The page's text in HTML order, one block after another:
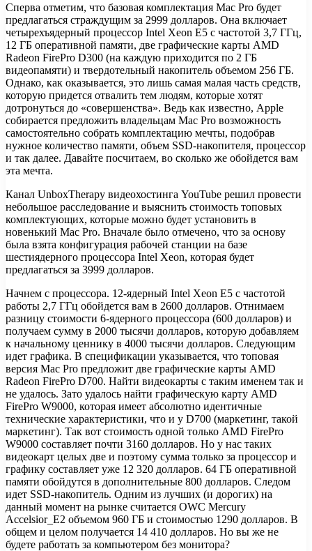
Сперва отметим, что базовая комплектация Mac Pro будет
предлагаться страждущим за 2999 долларов. Она включает
четырехъядерный процессор Intel Xeon E5 с частотой 3,7 ГГц,
12 ГБ оперативной памяти, две графические карты AMD
Radeon FirePro D300 (на каждую приходится по 2 ГБ
видеопамяти) и твердотельный накопитель объемом 256 ГБ.
Однако, как оказывается, это лишь самая малая часть средств,
которую придется отвалить тем людям, которые хотят
дотронуться до «совершенства». Ведь как известно, Apple
собирается предложить владельцам Mac Pro возможность
самостоятельно собрать комплектацию мечты, подобрав
нужное количество памяти, объем SSD-накопителя, процессор
и так далее. Давайте посчитаем, во сколько же обойдется вам
эта мечта.
Канал UnboxTherapy видеохостинга YouTube решил провести
небольшое расследование и выяснить стоимость топовых
комплектующих, которые можно будет установить в
новенький Mac Pro. Вначале было отмечено, что за основу
была взята конфигурация рабочей станции на базе
шестиядерного процессора Intel Xeon, которая будет
предлагаться за 3999 долларов.
Начнем с процессора. 12-ядерный Intel Xeon E5 с частотой
работы 2,7 ГГц обойдется вам в 2600 долларов. Отнимаем
разницу стоимости 6-ядерного процессора (600 долларов) и
получаем сумму в 2000 тысячи долларов, которую добавляем
к начальному ценнику в 4000 тысячи долларов. Следующим
идет графика. В спецификации указывается, что топовая
версия Mac Pro предложит две графические карты AMD
Radeon FirePro D700. Найти видеокарты с таким именем так и
не удалось. Зато удалось найти графическую карту AMD
FirePro W9000, которая имеет абсолютно идентичные
технические характеристики, что и у D700 (маркетинг, такой
маркетинг). Так вот стоимость одной только AMD FirePro
W9000 составляет почти 3160 долларов. Но у нас таких
видеокарт целых две и поэтому сумма только за процессор и
графику составляет уже 12 320 долларов. 64 ГБ оперативной
памяти обойдутся в дополнительные 800 долларов. Следом
идет SSD-накопитель. Одним из лучших (и дорогих) на
данный момент на рынке считается OWC Mercury
Accelsior_E2 объемом 960 ГБ и стоимостью 1290 долларов. В
общем и целом получается 14 410 долларов. Но вы же не
будете работать за компьютером без монитора?